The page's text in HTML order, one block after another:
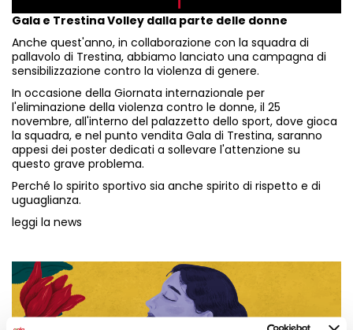
Gala e Trestina Volley dalla parte delle donne
Anche quest'anno, in collaborazione con la squadra di
pallavolo di Trestina, abbiamo lanciato una campagna di
sensibilizzazione contro la violenza di genere.
In occasione della Giornata internazionale per
l'eliminazione della violenza contro le donne, il 25
novembre, all'interno del palazzetto dello sport, dove gioca
la squadra, e nel punto vendita Gala di Trestina, saranno
appesi dei poster dedicati a sollevare l'attenzione su
questo grave problema.
Perché lo spirito sportivo sia anche spirito di rispetto e di
uguaglianza.
leggi la news